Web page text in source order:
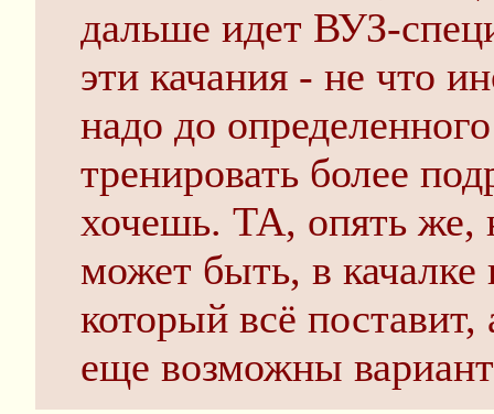
дальше идет ВУЗ-
эти качания - не что
надо до
тренировать более
хочешь. ТА, опять же,
может быть, в
который всё
еще возможны